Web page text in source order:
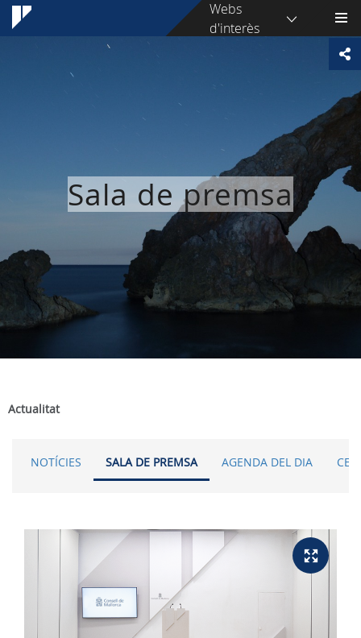
Webs
d'interès
Sala de premsa
Actualitat
NOTÍCIES SALA DE PREMSA AGENDA DEL DIA